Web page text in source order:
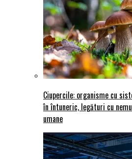
Ciupercile: organisme cu
în întuneric, legături cu
umane